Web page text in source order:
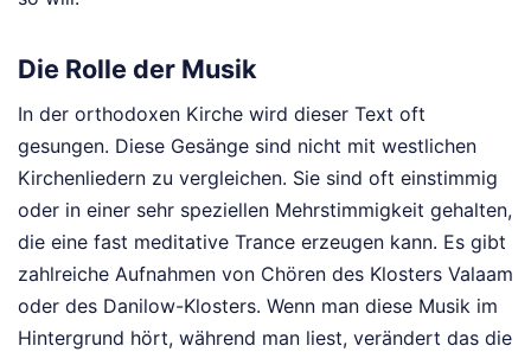
Die Rolle der Musik
In der orthodoxen Kirche wird dieser Text oft
gesungen. Diese Gesänge sind nicht mit westlichen
Kirchenliedern zu vergleichen. Sie sind oft einstimmig
oder in einer sehr speziellen Mehrstimmigkeit gehalten,
die eine fast meditative Trance erzeugen kann. Es gibt
zahlreiche Aufnahmen von Chören des Klosters Valaam
oder des Danilow-Klosters. Wenn man diese Musik im
Hintergrund hört, während man liest, verändert das die